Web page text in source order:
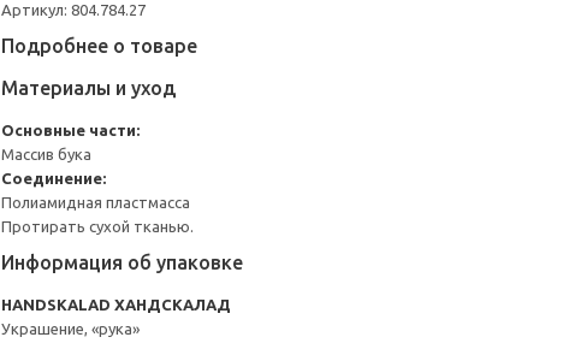
Артикул: 804.784.27
Подробнее о товаре
Материалы и уход
Основные части:
Массив бука
Соединение:
Полиамидная пластмасса
Протирать сухой тканью.
Информация об упаковке
HANDSKALAD ХАНДСКАЛАД
Украшение, «рука»